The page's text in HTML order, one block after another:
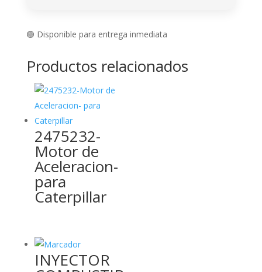
🟢 Disponible para entrega inmediata
Productos relacionados
2475232-
Motor de
Aceleracion-
para
Caterpillar
INYECTOR